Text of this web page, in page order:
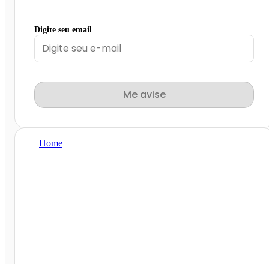
Digite seu email
Me avise
Home